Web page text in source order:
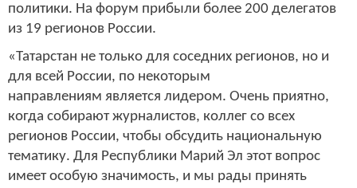
политики. На форум прибыли более 200 делегатов
из 19 регионов России.
«Татарстан не только для соседних регионов, но и
для всей России, по некоторым
направлениям является лидером. Очень приятно,
когда собирают журналистов, коллег со всех
регионов России, чтобы обсудить национальную
тематику. Для Республики Марий Эл этот вопрос
имеет особую значимость, и мы рады принять